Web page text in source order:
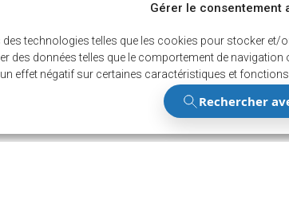
Gérer le consentement
technologies telles que les cookies pour stocker et/
données telles que le comportement de navigation
effet négatif sur certaines caractéristiques et fonctions.